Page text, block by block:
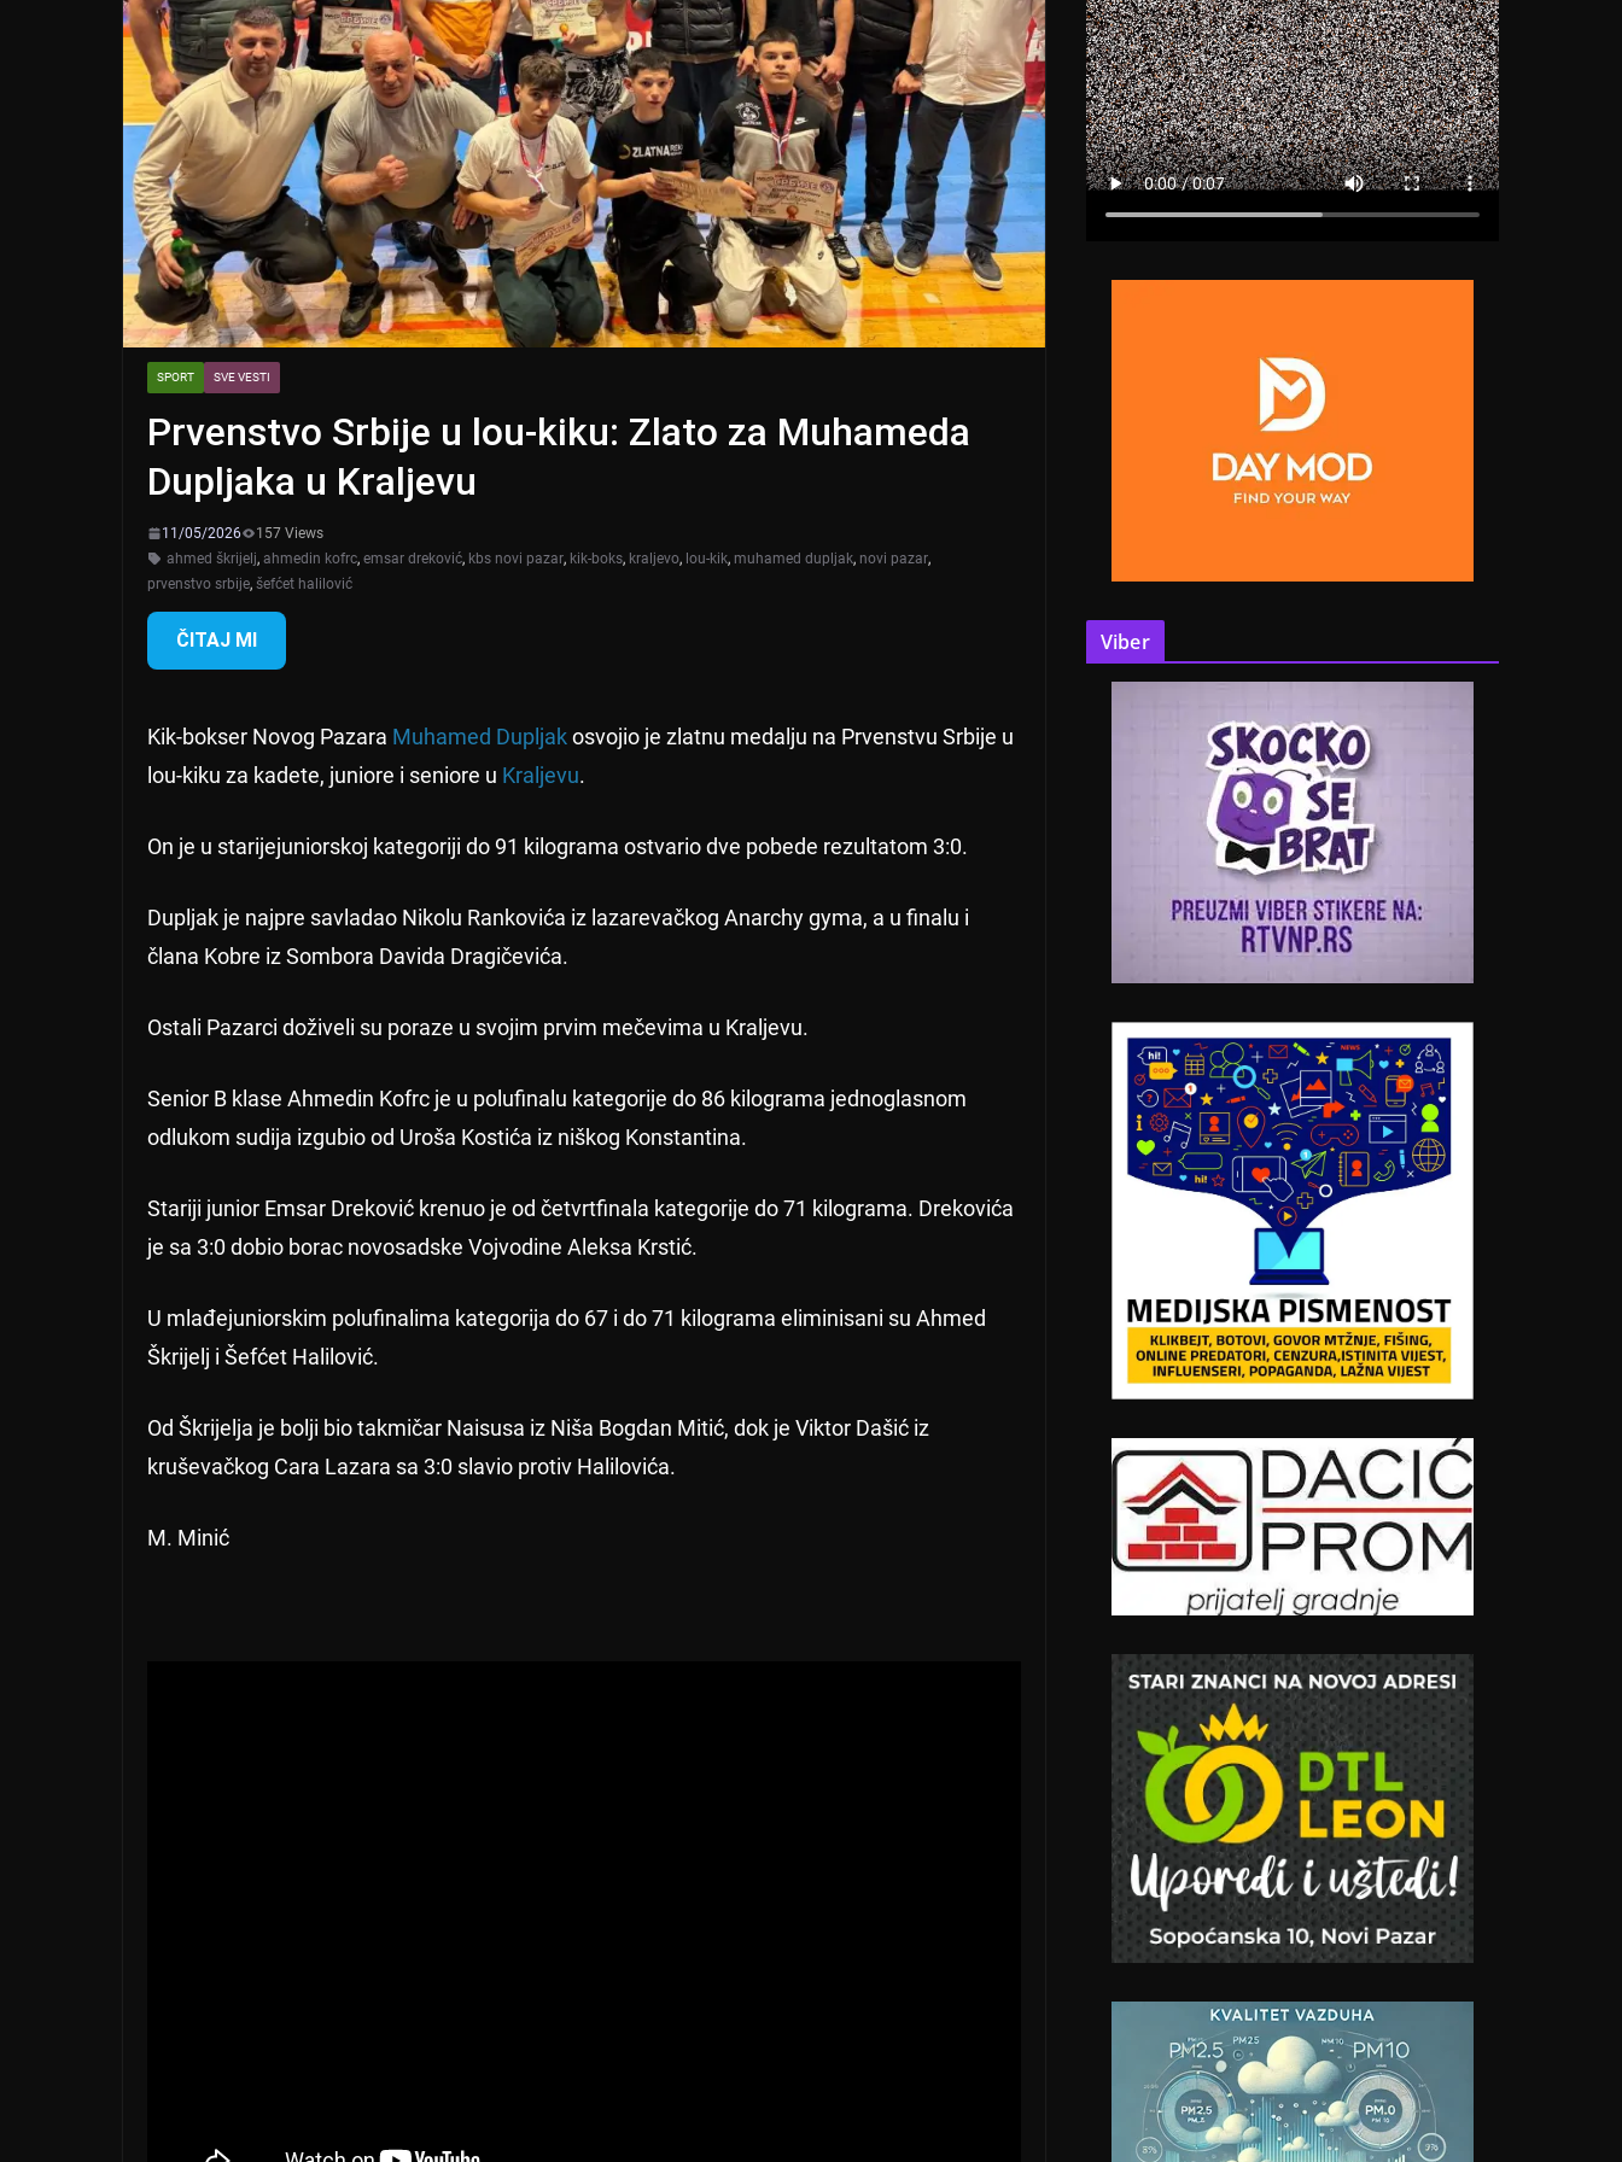
SPORT SVE VESTI
Prvenstvo Srbije u lou-kiku: Zlato za Muhameda
Dupljaka u Kraljevu
11/05/2026
157 Views
ahmed škrijelj, ahmedin kofrc, emsar dreković, kbs novi pazar, kik-boks, kraljevo, lou-kik, muhamed dupljak, novi pazar,
prvenstvo srbije, šefćet halilović
ČITAJ MI
Kik-bokser Novog Pazara Muhamed Dupljakosvojio je zlatnu medalju na Prvenstvu Srbije u
lou-kiku za kadete, juniore i seniore u Kraljevu.
On je u starijejuniorskoj kategoriji do 91 kilograma ostvario dve pobede rezultatom 3:0.
Dupljak je najpre savladao Nikolu Rankovića iz lazarevačkog Anarchy gyma, a u finalu i
člana Kobre iz Sombora Davida Dragičevića.
Ostali Pazarci doživeli su poraze u svojim prvim mečevima u Kraljevu.
Senior B klase Ahmedin Kofrc je u polufinalu kategorije do 86 kilograma jednoglasnom
odlukom sudija izgubio od Uroša Kostića iz niškog Konstantina.
Stariji junior Emsar Dreković krenuo je od četvrtfinala kategorije do 71 kilograma. Drekovića
je sa 3:0 dobio borac novosadske Vojvodine Aleksa Krstić.
U mlađejuniorskim polufinalima kategorija do 67 i do 71 kilograma eliminisani su Ahmed
Škrijelj i Šefćet Halilović.
Od Škrijelja je bolji bio takmičar Naisusa iz Niša Bogdan Mitić, dok je Viktor Dašić iz
kruševačkog Cara Lazara sa 3:0 slavio protiv Halilovića.
M. Minić
Viber